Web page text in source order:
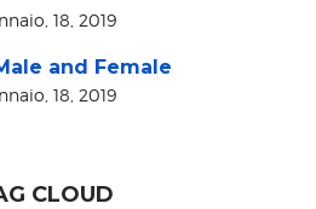
18, 2019
and Female
18, 2019
CLOUD